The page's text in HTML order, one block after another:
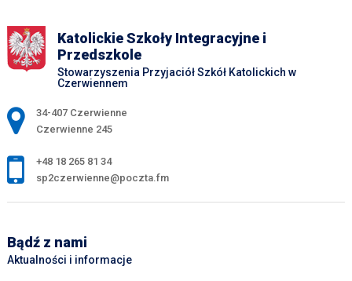
Katolickie Szkoły Integracyjne i
Przedszkole
Stowarzyszenia Przyjaciół Szkół Katolickich w
Czerwiennem
Adres pocztowy:
34-407 Czerwienne
Czerwienne 245
+48 18 265 81 34
sp2czerwienne@poczta.fm
Bądź z nami
Aktualności i informacje